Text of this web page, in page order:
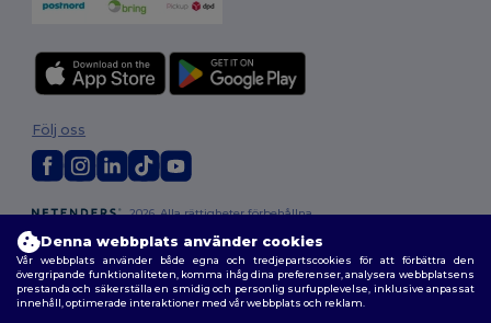
2026. Alla rättigheter förbehållna
Allmänna Villkor | Anpassad policy | Integritetspolicy
|Karta över webbplatsen
Följ oss
Denna webbplats använder cookies
Vår webbplats använder både egna och tredjepartscookies för att förbättra den
övergripande funktionaliteten, komma ihåg dina preferenser, analysera webbplatsens
prestanda och säkerställa en smidig och personlig surfupplevelse, inklusive anpassat
innehåll, optimerade interaktioner med vår webbplats och reklam.